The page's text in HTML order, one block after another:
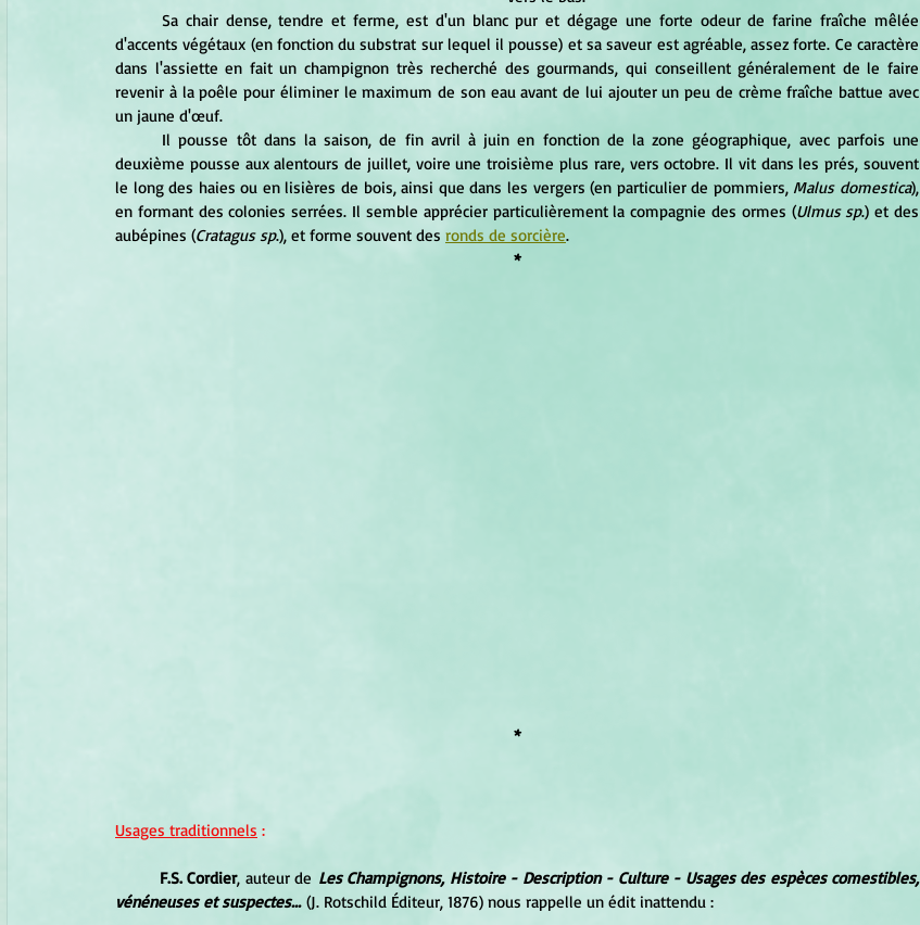
d'accents végétaux (en fonction du substrat sur lequel il pousse) et sa saveur est agréable, assez forte. Ce caractère
dans l'assiette en fait un champignon très recherché des gourmands, qui conseillent généralement de le faire
revenir à la poêle pour éliminer le maximum de son eau avant de lui ajouter un peu de crème fraîche battue avec
un jaune d'œuf.
deuxième pousse aux alentours de juillet, voire une troisième plus rare, vers octobre. Il vit dans les prés, souvent
le long des haies ou en lisières de bois, ainsi que dans les vergers (en particulier de pommiers, Malus domestica),
en formant des colonies serrées. Il semble apprécier particulièrement la compagnie des ormes (Ulmus sp.) et des
aubépines (Cratagus sp.), et forme souvent des ronds de sorcière.
*
*
Usages traditionnels :
F.S. Cordier, auteur de Les Champignons, Histoire - Description - Culture - Usages des espèces comestibles,
vénéneuses et suspectes... (J. Rotschild Éditeur, 1876) nous rappelle un édit inattendu :